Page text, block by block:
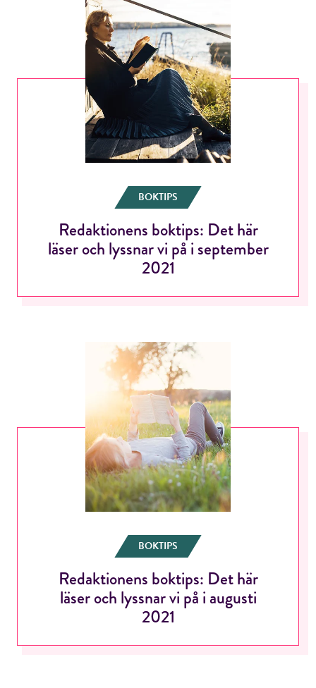
Jag accepterar villkoren.
RÖSTA
ÅNGRA OCH STÄNG
BOKTIPS
Redaktionens boktips: Det här
läser och lyssnar vi på i september
2021
BOKTIPS
Redaktionens boktips: Det här
läser och lyssnar vi på i augusti
2021